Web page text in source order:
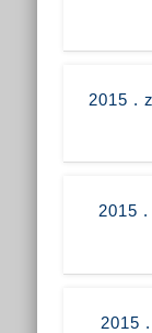
2015 .
2015
2015